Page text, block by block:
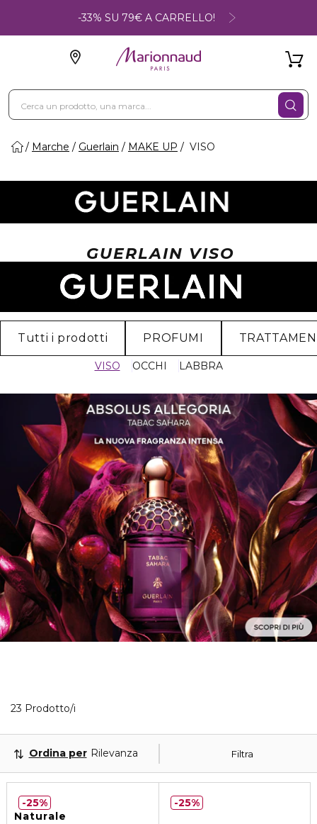
-33% SU 79€ A CARRELLO!
Marche Guerlain MAKE UP VISO
GUERLAIN VISO
Tutti i prodotti PROFUMI
VISO OCCHI LABBRA
23 Prodotto/i
Filtra
Ordina per Rilevanza
Naturale
25% 25%